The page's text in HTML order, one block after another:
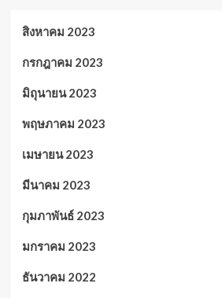
สิงหาคม 2023
กรกฎาคม 2023
มิถุนายน 2023
พฤษภาคม 2023
เมษายน 2023
มีนาคม 2023
กุมภาพันธ์ 2023
มกราคม 2023
ธันวาคม 2022